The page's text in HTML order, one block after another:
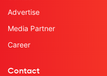
Advertise
Media Partner
Career
Contact